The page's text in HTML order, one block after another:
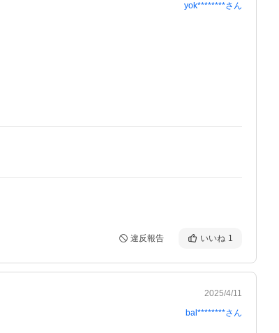
yok********さん
違反報告 いいね 1
2025/4/11
bal********さん